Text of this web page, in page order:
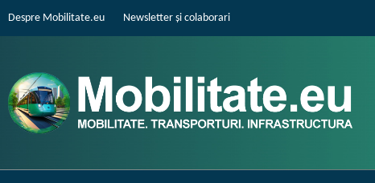
Despre Mobilitate.eu Newsletter și colaborari